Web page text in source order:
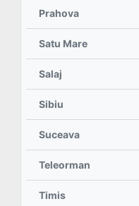
Prahova
Satu Mare
Salaj
Sibiu
Suceava
Teleorman
Timis